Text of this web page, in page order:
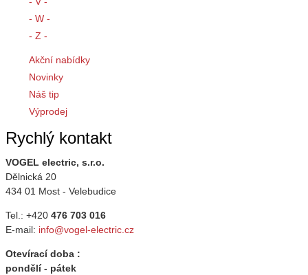
- W -
- Z -
Akční nabídky
Novinky
Náš tip
Výprodej
Rychlý kontakt
VOGEL electric, s.r.o.
Dělnická 20
434 01 Most - Velebudice
Tel.: +420 476 703 016
E-mail: info@vogel-electric.cz
Otevírací doba :
pondělí - pátek